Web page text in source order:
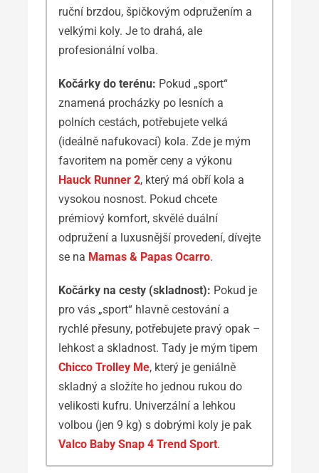
ruční brzdou, špičkovým odpružením a
velkými koly. Je to drahá, ale
profesionální volba.
Kočárky do terénu: Pokud „sport“
znamená procházky po lesních a
polních cestách, potřebujete velká
(ideálně nafukovací) kola. Zde je mým
favoritem na poměr ceny a výkonu
Hauck Runner 2, který má obří kola a
vysokou nosnost. Pokud chcete
prémiový komfort, skvělé duální
odpružení a luxusnější provedení, dívejte
se na Mamas & Papas Ocarro.
Kočárky na cesty (skladnost): Pokud je
pro vás „sport“ hlavně cestování a
rychlé přesuny, potřebujete pravý opak –
lehkost a skladnost. Tady je mým tipem
Chicco Trolley Me, který je geniálně
skladný a složíte ho jednou rukou do
velikosti kufru. Univerzální a lehkou
volbou (jen 9 kg) s dobrými koly je pak
Valco Baby Snap 4 Trend Sport.